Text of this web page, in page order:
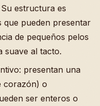
estructura es
pueden presentar
de pequeños pelos
suave al tacto.
presentan una
corazón) o
ser enteros o